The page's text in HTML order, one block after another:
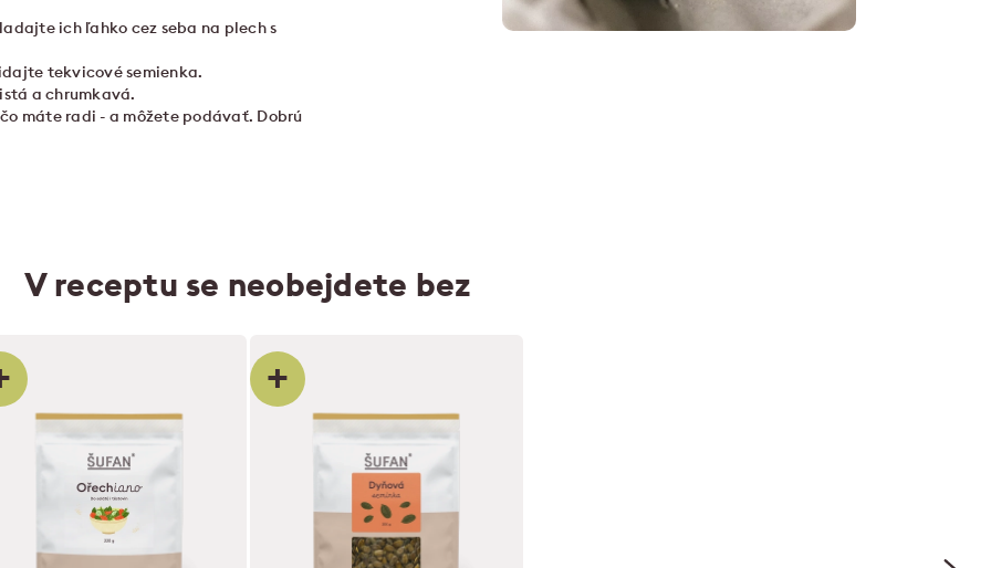
ich ľahko cez seba na plech s
tekvicové semienka.
a chrumkavá.
máte radi - a môžete podávať. Dobrú
V receptu se neobejdete bez
+